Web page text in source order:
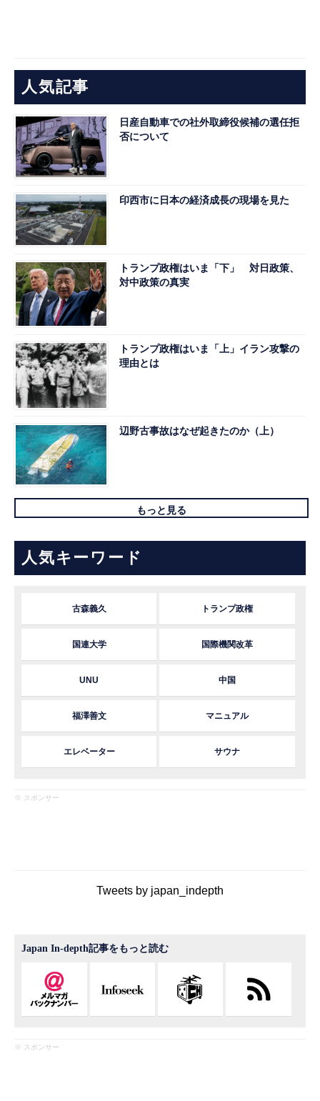
人気記事
日産自動車での社外取締役候補の選任拒
否について
印西市に日本の経済成長の現場を見た
トランプ政権はいま「下」 対日政策、
対中政策の真実
トランプ政権はいま「上」イラン攻撃の
理由とは
辺野古事故はなぜ起きたのか（上）
もっと見る
人気キーワード
古森義久 トランプ政権
国連大学 国際機関改革
UNU 中国
福澤善文 マニュアル
エレベーター サウナ
※ スポンサー
Tweets by japan_indepth
Japan In-depth記事をもっと読む
※ スポンサー